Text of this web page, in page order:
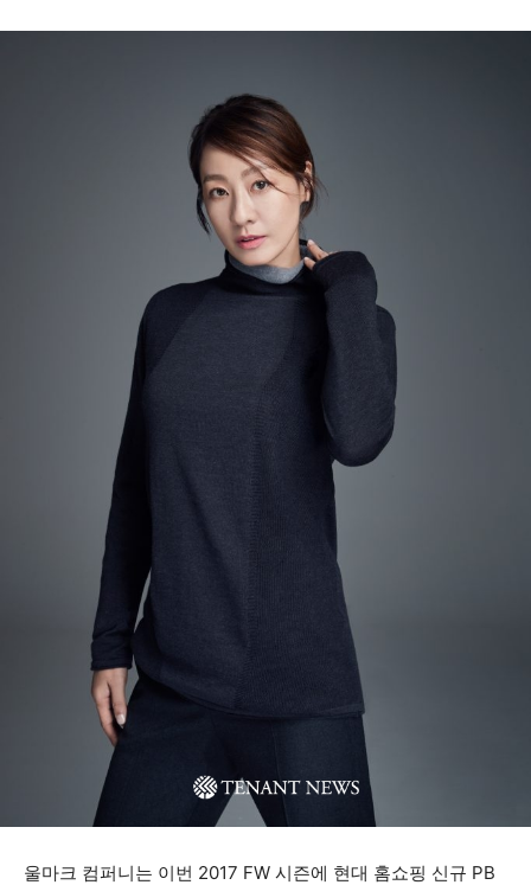
울마크 컴퍼니는 이번 2017 FW 시즌에 현대 홈쇼핑 신규 PB